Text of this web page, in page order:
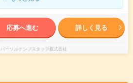
応募へ進む 詳しく見る
パーソルテンプスタッフ株式会社